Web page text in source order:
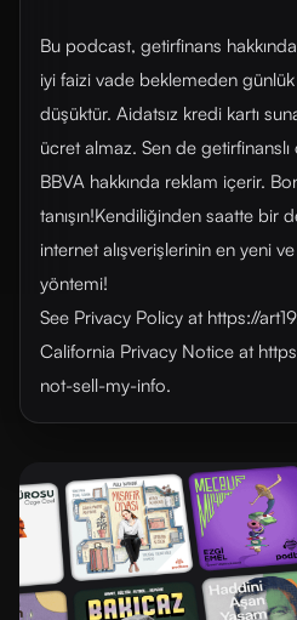
Bu podcast, getirfinans
iyi faizi vade beklemeden günlük
düşüktür. Aidatsız kredi kartı
ücret almaz. Sen de
BBVA hakkında reklam içerir.
tanışın!Kendiliğinden saatte bir
internet alışverişlerinin en yeni
yöntemi!
See Privacy Policy at https://
California Privacy Notice at
not-sell-my-info.